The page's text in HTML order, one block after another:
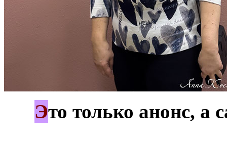
Это только анонс, а